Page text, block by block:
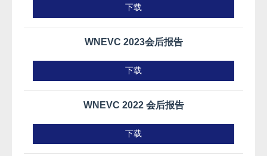
下载
WNEVC 2023会后报告
下载
WNEVC 2022 会后报告
下载